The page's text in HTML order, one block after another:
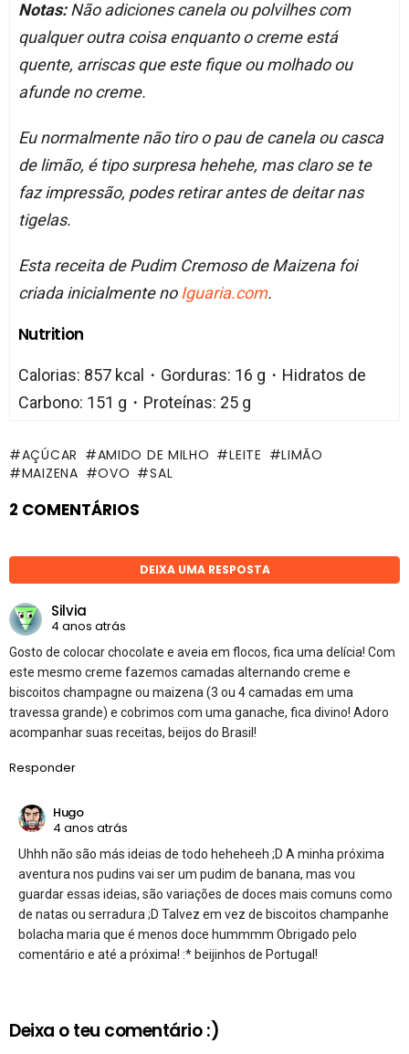
Notas:Não adiciones canela ou polvilhes com
qualquer outra coisa enquanto o creme está
quente, arriscas que este fique ou molhado ou
afunde no creme.
Eu normalmente não tiro o pau de canela ou casca
de limão, é tipo surpresa hehehe, mas claro se te
faz impressão, podes retirar antes de deitar nas
tigelas.
Esta receita de Pudim Cremoso de Maizena foi
criada inicialmente no Iguaria.com.
Nutrition
Calorias: 857 kcal・Gorduras: 16 g・Hidratos de
Carbono: 151 g・Proteínas: 25 g
AÇÚCAR AMIDO DE MILHO LEITE
LIMÃO
MAIZENA
OVO SAL
2 COMENTÁRIOS
DEIXA UMA RESPOSTA
Silvia
4 anos atrás
Gosto de colocar chocolate e aveia em flocos, fica uma delícia! Com
este mesmo creme fazemos camadas alternando creme e
biscoitos champagne ou maizena (3 ou 4 camadas em uma
travessa grande) e cobrimos com uma ganache, fica divino! Adoro
acompanhar suas receitas, beijos do Brasil!
Responder
Hugo
4 anos atrás
Uhhh não são más ideias de todo heheheeh ;D A minha próxima
aventura nos pudins vai ser um pudim de banana, mas vou
guardar essas ideias, são variações de doces mais comuns como
de natas ou serradura ;D Talvez em vez de biscoitos champanhe
bolacha maria que é menos doce hummmm Obrigado pelo
comentário e até a próxima! :* beijinhos de Portugal!
Deixa o teu comentário :)